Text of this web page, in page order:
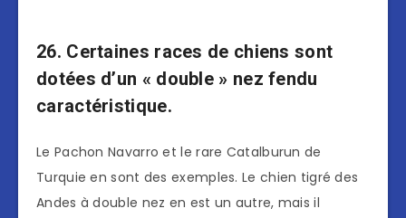
26. Certaines races de chiens sont
dotées d’un « double » nez fendu
caractéristique.
Le Pachon Navarro et le rare Catalburun de
Turquie en sont des exemples. Le chien tigré des
Andes à double nez en est un autre, mais il